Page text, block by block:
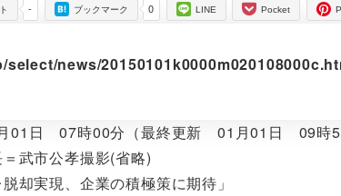
- 0
ブックマーク LINE Pocket
news/
01日 07時00分（最終更新 01月01日 09時57
武市公孝撮影(省略)
却実現、企業の積極策に期待」